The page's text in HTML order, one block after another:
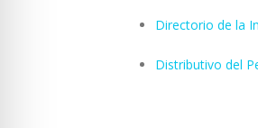
Directorio de la
Distributivo del